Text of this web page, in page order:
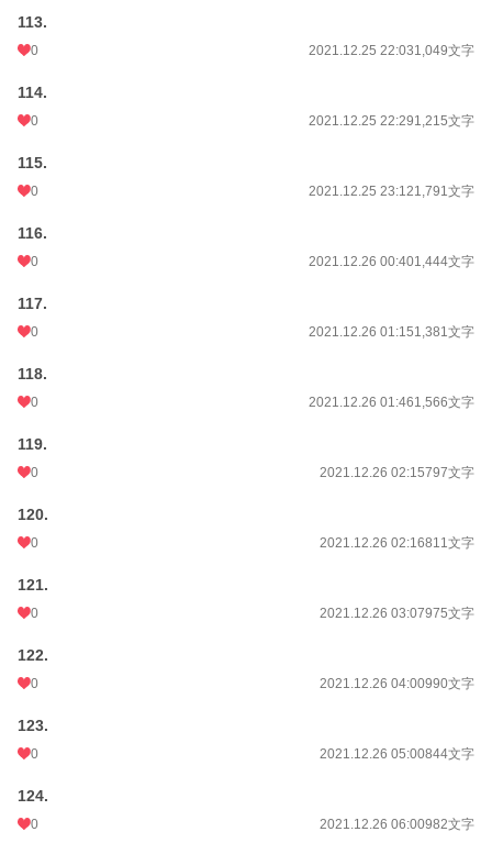
113.
0 2021.12.25 22:031,049文字
114.
0 2021.12.25 22:291,215文字
115.
0 2021.12.25 23:121,791文字
116.
0 2021.12.26 00:401,444文字
117.
0 2021.12.26 01:151,381文字
118.
0 2021.12.26 01:461,566文字
119.
0 2021.12.26 02:15797文字
120.
0 2021.12.26 02:16811文字
121.
0 2021.12.26 03:07975文字
122.
0 2021.12.26 04:00990文字
123.
0 2021.12.26 05:00844文字
124.
0 2021.12.26 06:00982文字